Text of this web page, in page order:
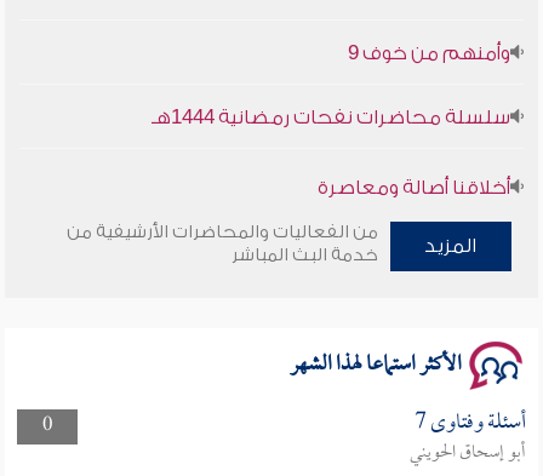
وأمنهم من خوف 9
سلسلة محاضرات نفحات رمضانية 1444هـ
أخلاقنا أصالة ومعاصرة
وأمنهم من خوف 9
المزيد
من الفعاليات والمحاضرات الأرشيفية من
خدمة البث المباشر
الأكثر استماعا لهذا الشهر
0 أسئلة وفتاوى 7
أبو إسحاق الحويني